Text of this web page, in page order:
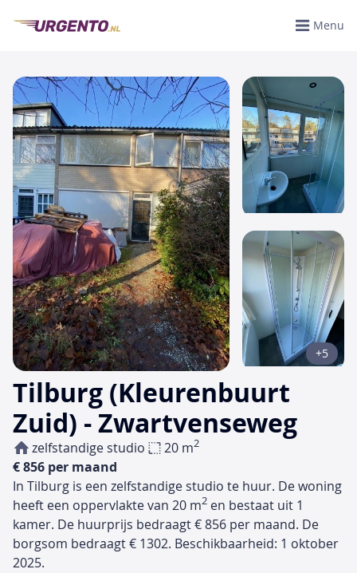
Menu
Tilburg (Kleurenbuurt
Zuid) - Zwartvenseweg
zelfstandige studio 20 m2
€ 856 per maand
+5
In Tilburg is een zelfstandige studio te huur. De woning
heeft een oppervlakte van 20 m2 en bestaat uit 1
kamer. De huurprijs bedraagt € 856 per maand. De
borgsom bedraagt € 1302. Beschikbaarheid: 1 oktober
2025.